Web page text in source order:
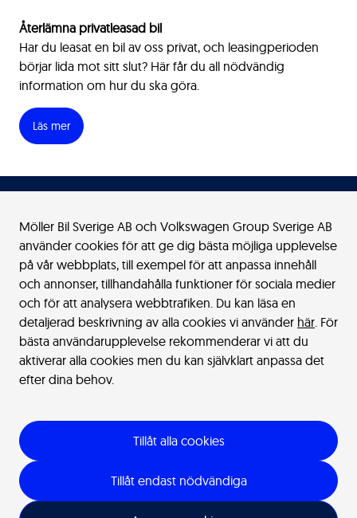
Möller Bil Sverige AB och Volkswagen Group Sverige AB
använder cookies för att ge dig bästa möjliga upplevelse
på vår webbplats, till exempel för att anpassa innehåll
och annonser, tillhandahålla funktioner för sociala medier
och för att analysera webbtrafiken. Du kan läsa en
detaljerad beskrivning av alla cookies vi använder här. För
bästa användarupplevelse rekommenderar vi att du
aktiverar alla cookies men du kan självklart anpassa det
efter dina behov.
Tillåt alla cookies
Tillåt endast nödvändiga
Återlämna privatleasad bil
Har du leasat en bil av oss privat, och leasingperioden
börjar lida mot sitt slut? Här får du all nödvändig
information om hur du ska göra.
Läs mer
Möller Bil Sverige
Kontakt
Bilar
Juridiskt